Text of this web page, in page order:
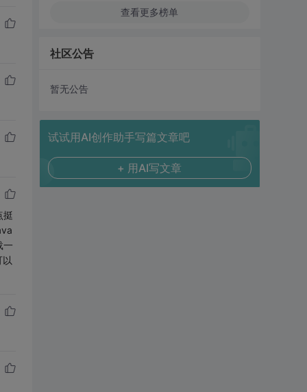
挺
一
查看更多榜单
社区公告
暂无公告
试试用AI创作助手写篇文章吧
+ 用AI写文章